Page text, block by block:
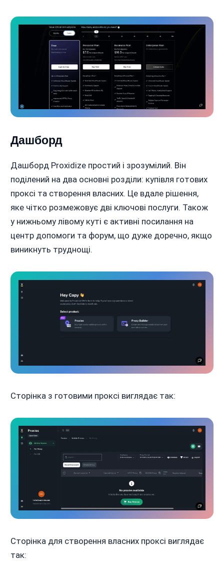
Дашборд
Дашборд Proxidize простий і зрозумілий. Він
поділений на два основні розділи: купівля готових
проксі та створення власних. Це вдале рішення,
яке чітко розмежовує дві ключові послуги. Також
у нижньому лівому куті є активні посилання на
центр допомоги та форум, що дуже доречно, якщо
виникнуть труднощі.
Сторінка з готовими проксі виглядає так:
Сторінка для створення власних проксі виглядає
так: